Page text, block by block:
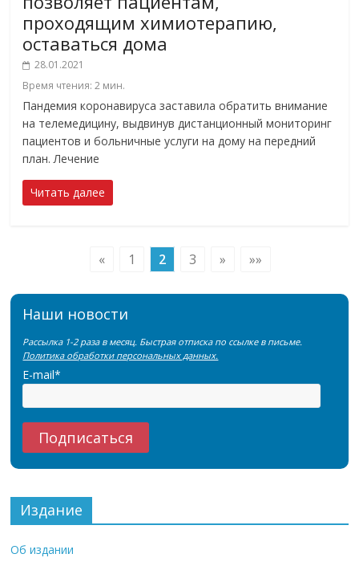
проходящим химиотерапию,
оставаться дома
28.01.2021
Время чтения:2 мин.
Пандемия коронавируса заставила обратить внимание
на телемедицину, выдвинув дистанционный мониторинг
пациентов и больничные услуги на дому на передний
план. Лечение
Читать далее
« 1 2 3 » »»
Наши новости
Рассылка 1-2 раза в месяц. Быстрая отписка по ссылке в письме.
Политика обработки персональных данных.
E-mail*
Издание
Об издании